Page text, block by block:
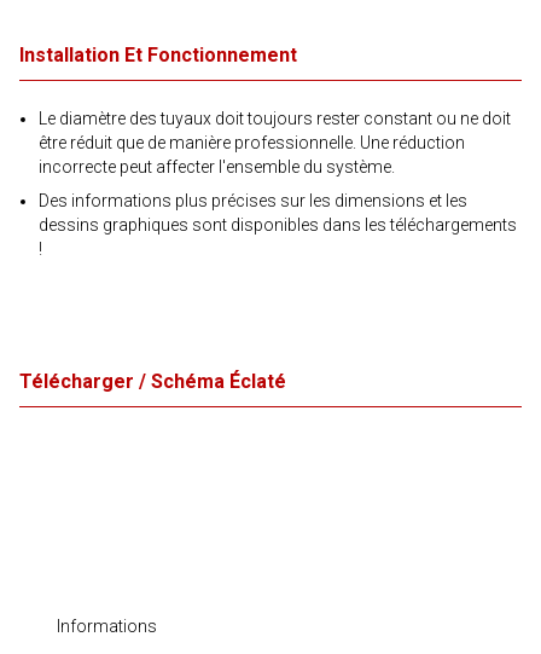
Installation Et Fonctionnement
Le diamètre des tuyaux doit toujours rester constant ou ne doit
être réduit que de manière professionnelle. Une réduction
incorrecte peut affecter l'ensemble du système.
Des informations plus précises sur les dimensions et les
dessins graphiques sont disponibles dans les téléchargements
!
Télécharger / Schéma Éclaté
Informations